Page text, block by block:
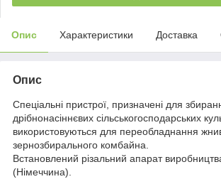
Опис Характеристики Доставка
Опис
Спеціальні пристрої, призначені для
дрібнонасіннєвих сільськогосподарських
використовуються для переобладнання
зернозбирального комбайна.
Встановлений різальний апарат
(Німеччина).